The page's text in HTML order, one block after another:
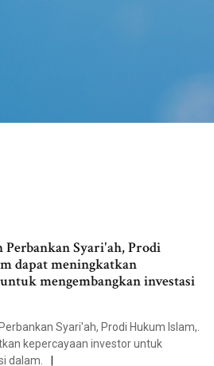
Perbankan Syari'ah, Prodi
dapat meningkatkan
mengembangkan investasi
Syari'ah, Prodi Hukum Islam,.
kepercayaan investor untuk
dalam.